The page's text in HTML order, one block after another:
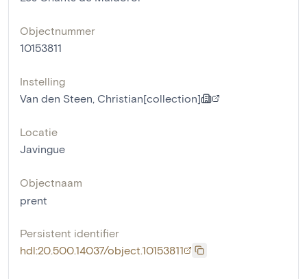
Objectnummer
10153811
Instelling
Van den Steen, Christian[collection]
Locatie
Javingue
Objectnaam
prent
Persistent identifier
hdl:20.500.14037/object.10153811